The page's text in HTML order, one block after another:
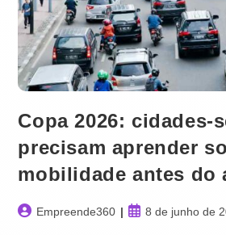
Copa 2026: cidades-
precisam aprender
mobilidade antes do
AutorEmpreende360
Post8 de junho de